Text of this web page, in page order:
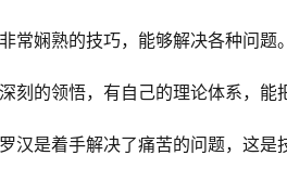
常娴熟的技巧，能够解决各种问
刻的领悟，有自己的理论体系，能
是着手解决了痛苦的问题，这是